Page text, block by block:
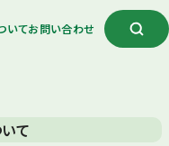
いてお問い合わせ
て